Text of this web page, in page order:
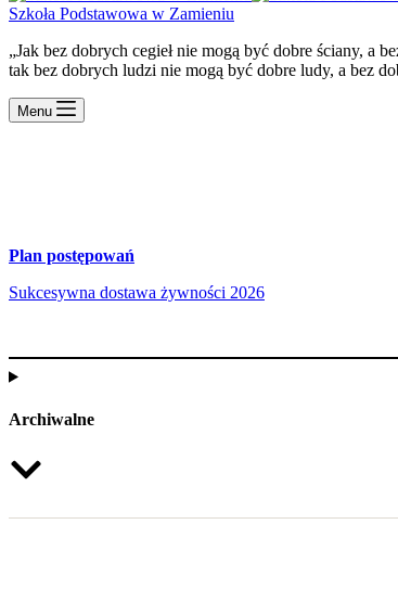
Szkoła Podstawowa w Zamieniu
„Jak bez dobrych cegieł nie mogą być dobre ściany, a
tak bez dobrych ludzi nie mogą być dobre ludy, a bez
Menu
Plan postępowań
Sukcesywna dostawa żywności 2026
Archiwalne